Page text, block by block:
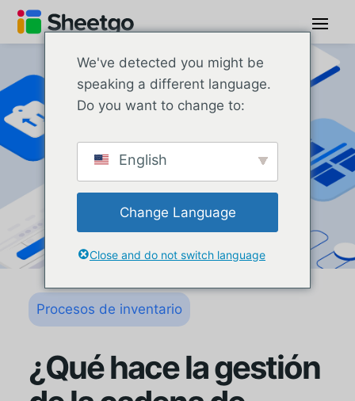
Procesos de inventario
¿Qué hace la gestión
We've detected you might be
speaking a different language.
Do you want to change to:
English
Change Language
Close and do not switch language